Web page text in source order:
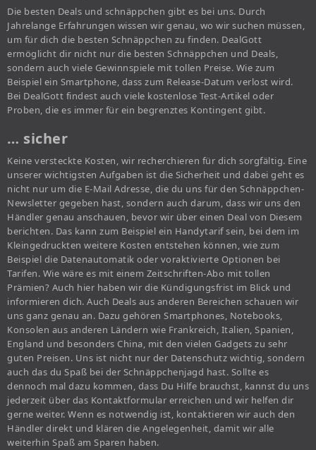
Die besten Deals und schnäppchen gibt es bei uns. Durch
Jahrelange Erfahrungen wissen wir genau, wo wir suchen müssen,
um für dich die besten Schnäppchen zu finden. DealGott
ermöglicht dir nicht nur die besten Schnäppchen und Deals,
sondern auch viele Gewinnspiele mit tollen Preise. Wie zum
Beispiel ein Smartphone, dass zum Release-Datum verlost wird.
Bei DealGott findest auch viele kostenlose Test-Artikel oder
Proben, die es immer für ein begrenztes Kontingent gibt.
… sicher
Keine versteckte Kosten, wir recherchieren für dich sorgfältig. Eine
unserer wichtigsten Aufgaben ist die Sicherheit und dabei geht es
nicht nur um die E-Mail Adresse, die du uns für den Schnäppchen-
Newsletter gegeben hast, sondern auch darum, dass wir uns den
Händler genau anschauen, bevor wir über einen Deal von Diesem
berichten. Das kann zum Beispiel ein Handytarif sein, bei dem im
Kleingedruckten weitere Kosten entstehen können, wie zum
Beispiel die Datenautomatik oder voraktivierte Optionen bei
Tarifen. Wie wäre es mit einem Zeitschriften-Abo mit tollen
Prämien? Auch hier haben wir die Kündigungsfrist im Blick und
informieren dich. Auch Deals aus anderen Bereichen schauen wir
uns ganz genau an. Dazu gehören Smartphones, Notebooks,
Konsolen aus anderen Ländern wie Frankreich, Italien, Spanien,
England und besonders China, mit den vielen Gadgets zu sehr
guten Preisen. Uns ist nicht nur der Datenschutz wichtig, sondern
auch das du Spaß bei der Schnäppchenjagd hast. Sollte es
dennoch mal dazu kommen, dass Du Hilfe brauchst, kannst du uns
jederzeit über das Kontaktformular erreichen und wir helfen dir
gerne weiter. Wenn es notwendig ist, kontaktieren wir auch den
Händler direkt und klären die Angelegenheit, damit wir alle
weiterhin Spaß am Sparen haben.